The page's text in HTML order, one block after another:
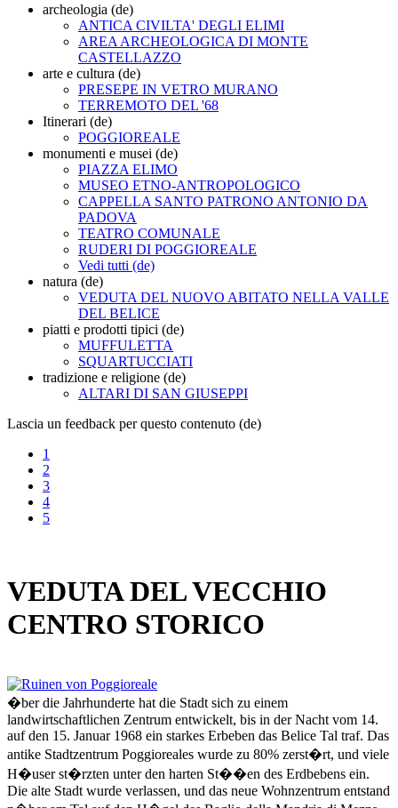
archeologia (de)
ANTICA CIVILTA' DEGLI ELIMI
AREA ARCHEOLOGICA DI MONTE
CASTELLAZZO
arte e cultura (de)
PRESEPE IN VETRO MURANO
TERREMOTO DEL '68
Itinerari (de)
POGGIOREALE
monumenti e musei (de)
PIAZZA ELIMO
MUSEO ETNO-ANTROPOLOGICO
CAPPELLA SANTO PATRONO ANTONIO DA
PADOVA
TEATRO COMUNALE
RUDERI DI POGGIOREALE
Vedi tutti (de)
natura (de)
VEDUTA DEL NUOVO ABITATO NELLA VALLE
DEL BELICE
piatti e prodotti tipici (de)
MUFFULETTA
SQUARTUCCIATI
tradizione e religione (de)
ALTARI DI SAN GIUSEPPI
Lascia un feedback per questo contenuto (de)
1
2
3
4
5
VEDUTA DEL VECCHIO
CENTRO STORICO
�ber die Jahrhunderte hat die Stadt sich zu einem
landwirtschaftlichen Zentrum entwickelt, bis in der Nacht vom 14.
auf den 15. Januar 1968 ein starkes Erbeben das Belice Tal traf. Das
antike Stadtzentrum Poggioreales wurde zu 80% zerst�rt, und viele
H�user st�rzten unter den harten St��en des Erdbebens ein.
Die alte Stadt wurde verlassen, und das neue Wohnzentrum entstand